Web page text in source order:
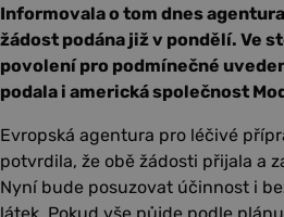
Informovala o tom dnes
žádost podána již v pondělí. Ve
povolení pro podmínečné
podala i americká společnost
Evropská agentura pro léčivé
potvrdila, že obě žádosti přijala a
Nyní bude posuzovat účinnost i